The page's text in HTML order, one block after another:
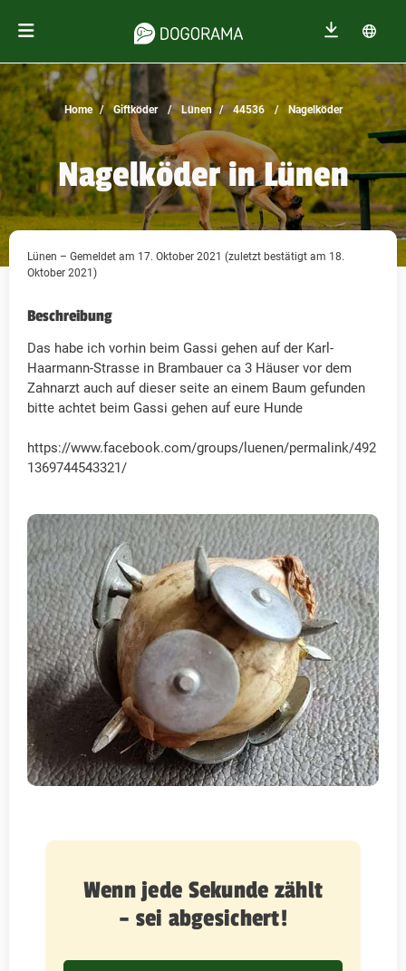
Home Giftköder Lünen 44536 Nagelköder
Nagelköder in Lünen
Lünen – Gemeldet am 17. Oktober 2021 (zuletzt bestätigt am 18.
Oktober 2021)
Beschreibung
Das habe ich vorhin beim Gassi gehen auf der Karl-
Haarmann-Strasse in Brambauer ca 3 Häuser vor dem
Zahnarzt auch auf dieser seite an einem Baum gefunden
bitte achtet beim Gassi gehen auf eure Hunde
https://www.facebook.com/groups/luenen/permalink/492
1369744543321/
Wenn jede Sekunde zählt
– sei abgesichert!